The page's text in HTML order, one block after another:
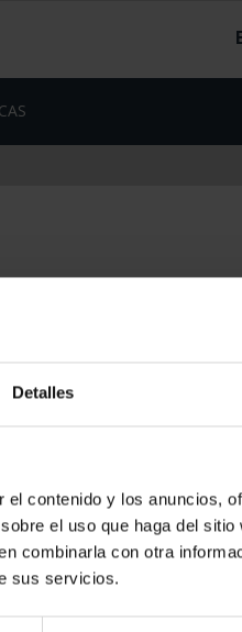
Detalles
contenido y los anuncios,
el uso que haga del
combinarla con otra
sus servicios.